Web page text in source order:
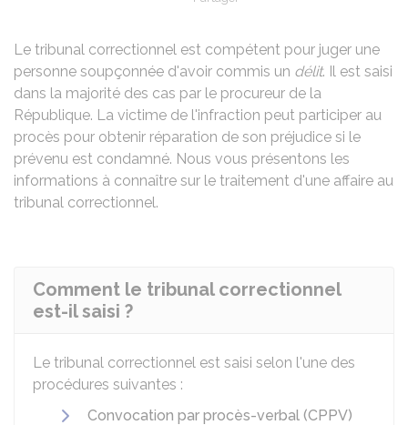
Le tribunal correctionnel est compétent pour juger une
personne soupçonnée d'avoir commis un délit. Il est saisi
dans la majorité des cas par le procureur de la
République. La victime de l'infraction peut participer au
procès pour obtenir réparation de son préjudice si le
prévenu est condamné. Nous vous présentons les
informations à connaître sur le traitement d'une affaire au
tribunal correctionnel.
Comment le tribunal correctionnel
est-il saisi ?
Le tribunal correctionnel est saisi selon l'une des
procédures suivantes :
Convocation par procès-verbal (CPPV)